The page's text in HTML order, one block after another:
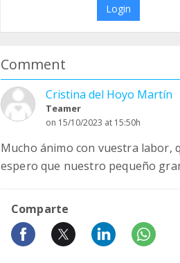
Login
Comment
Cristina del Hoyo Martín
Teamer
on 15/10/2023 at 15:50h
Mucho ánimo con vuestra labor,
espero que nuestro pequeño
Comparte